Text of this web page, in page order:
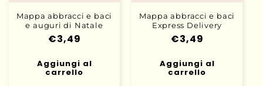
e
:
Mappa abbracci e baci
e auguri di Natale
Prezzo
listino
€3,49
Aggiungi al
carrello
Mappa abbracci e baci
Express Delivery
Prezzo
listino
€3,49
Aggiungi al
carrello